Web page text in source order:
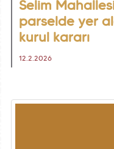
Selim
parselde yer
kurul kararı
12.2.2026